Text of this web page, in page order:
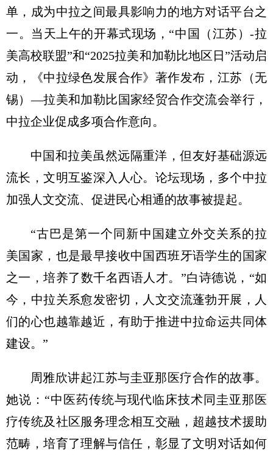
单，成为中拉之间最具影响力的地方对话平台之
一。当天上午的开幕式现场，“中国（江苏）-拉
美高校联盟”和“2025拉美和加勒比地区日”活动启
动，《中拉绿色发展合作》著作发布，江苏（无
锡）—拉美和加勒比国家经贸合作交流会举行，
中拉企业促成多项合作意向。
中国和拉美虽然远隔重洋，但友好基础源远
流长，文明互鉴深入人心。论坛现场，多个中拉
加强人文交流、促进民心相通的故事被提起。
“古巴是第一个同新中国建立外交关系的拉
美国家，也是最早接收中国西班牙语学生的国家
之一，培养了数千名西语人才。”白诗德说，“如
今，中拉关系愈发密切，人文交流蓬勃开展，人
们的心也越靠越近，有助于推进中拉命运共同体
建设。”
周雅欣讲起江苏与圭亚那医疗合作的故事。
她说：“中医药传统与现代临床技术同圭亚那医
疗传统及社区服务理念相互交融，超越技术援助
范畴，培育了理解与信任，彰显了文明对话如何